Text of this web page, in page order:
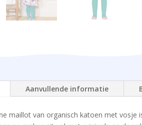
Aanvullende informatie
maillot van organisch katoen met vosje